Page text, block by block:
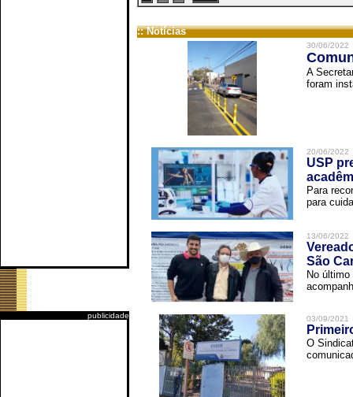
publicidade
:: Notícias
30/06/2022
A
foram
20/06/2022
USP
Para
para
13/06/2022
São
No
03/09/2021
O